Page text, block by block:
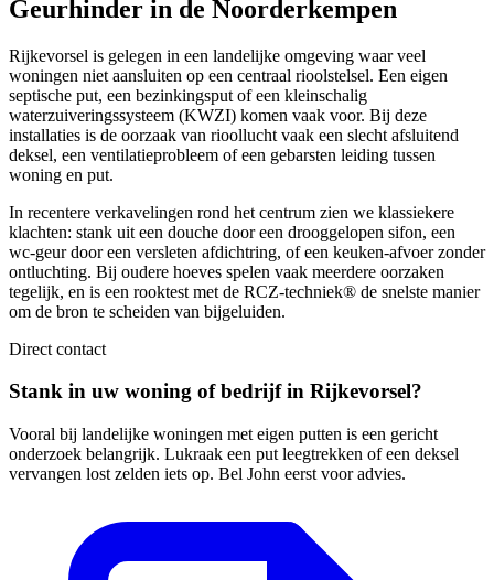
Geurhinder in de Noorderkempen
Rijkevorsel is gelegen in een landelijke omgeving waar veel
woningen niet aansluiten op een centraal rioolstelsel. Een eigen
septische put, een bezinkingsput of een kleinschalig
waterzuiveringssysteem (KWZI) komen vaak voor. Bij deze
installaties is de oorzaak van rioollucht vaak een slecht afsluitend
deksel, een ventilatieprobleem of een gebarsten leiding tussen
woning en put.
In recentere verkavelingen rond het centrum zien we klassiekere
klachten: stank uit een douche door een drooggelopen sifon, een
wc-geur door een versleten afdichtring, of een keuken-afvoer zonder
ontluchting. Bij oudere hoeves spelen vaak meerdere oorzaken
tegelijk, en is een rooktest met de RCZ-techniek® de snelste manier
om de bron te scheiden van bijgeluiden.
Direct contact
Stank in uw woning of bedrijf in Rijkevorsel?
Vooral bij landelijke woningen met eigen putten is een gericht
onderzoek belangrijk. Lukraak een put leegtrekken of een deksel
vervangen lost zelden iets op. Bel John eerst voor advies.